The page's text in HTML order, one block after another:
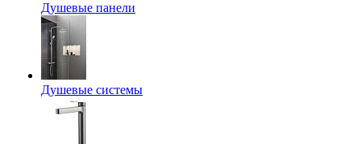
Душевые панели
Душевые системы